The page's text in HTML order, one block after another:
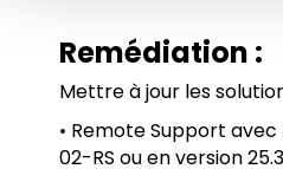
Remédiation :
Mettre à jour les
• Remote Support
02-RS ou en version